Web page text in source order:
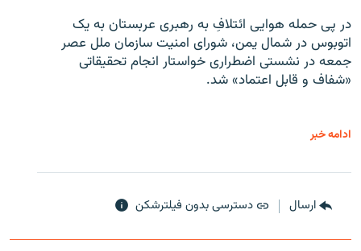
در پی حمله هوایی ائتلافِ به رهبری عربستان به یک
اتوبوس در شمال یمن، شورای امنیت سازمان ملل عصر
جمعه در نشستی اضطراری خواستار انجام تحقیقاتی
«شفاف و قابل اعتماد» شد.
ادامه خبر
ارسال دسترسی بدون فیلترشکن